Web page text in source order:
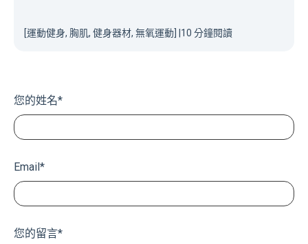
[運動健身, 胸肌, 健身器材, 無氧運動] |10 分鐘閱讀
您的姓名*
Email*
您的留言*